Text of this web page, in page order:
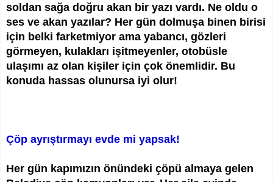
soldan sağa doğru akan bir yazı vardı. Ne oldu o
ses ve akan yazılar? Her gün dolmuşa binen birisi
için belki farketmiyor ama yabancı, gözleri
görmeyen, kulakları işitmeyenler, otobüsle
ulaşımı az olan kişiler için çok önemlidir. Bu
konuda hassas olunursa iyi olur!
Çöp ayrıştırmayı evde mi yapsak!
Her gün kapımızın önündeki çöpü almaya gelen